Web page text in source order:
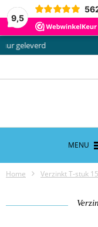
9,5
MENU
Home Verzinkt T-stuk